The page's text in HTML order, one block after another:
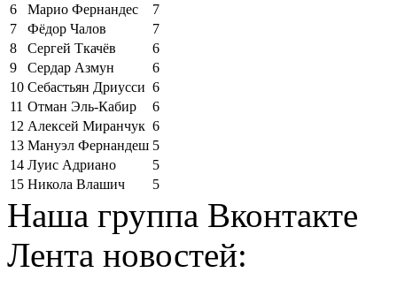
6
Марио Фернандес
7
7
Фёдор Чалов
7
8
Сергей Ткачёв
6
9
Сердар Азмун
6
10 Себастьян Дриусси 6
11 Отман Эль-Кабир
6
12 Алексей Миранчук 6
13 Мануэл Фернандеш 5
14 Луис Адриано
5
15 Никола Влашич 5
Наша группа Вконтакте
Лента новостей: